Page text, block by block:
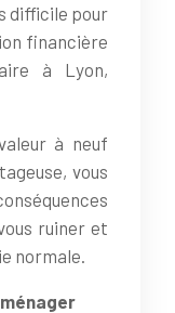
difficile pour
financière
à Lyon,
à neuf
vous
ruiner et
normale.